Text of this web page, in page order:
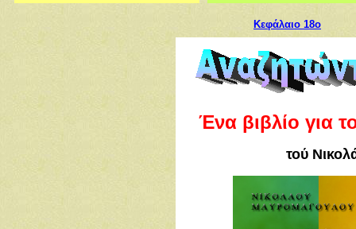
Kεφάλαιο 18ο
Ένα βιβλίο για
τού